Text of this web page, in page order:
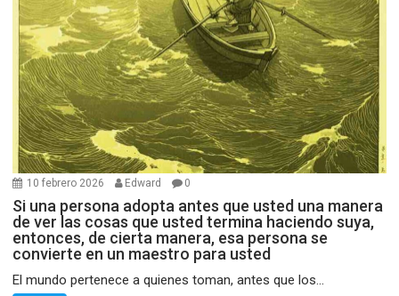
10 febrero 2026 Edward 0
Si una persona adopta antes que usted una manera
de ver las cosas que usted termina haciendo suya,
entonces, de cierta manera, esa persona se
convierte en un maestro para usted
El mundo pertenece a quienes toman, antes que los...